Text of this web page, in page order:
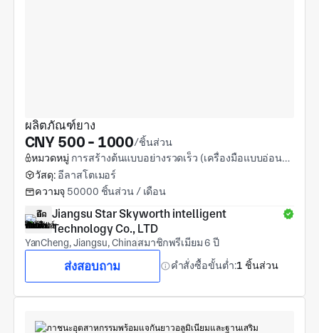
ผลิตภัณฑ์ยาง
CNY 500 - 1000/ชิ้นส่วน
หมวดหมู่ การสร้างต้นแบบอย่างรวดเร็ว (เครื่องมือแบบอ่อนและการขึ้นรูปแม่พิมพ์แบบอ่อน)
วัสดุ: อีลาสโตเมอร์
ความจุ 50000 ชิ้นส่วน / เดือน
Jiangsu Star Skyworth intelligent
Technology Co., LTD
YanCheng, Jiangsu, Chinaสมาชิกพรีเมียม 6 ปี
ส่งสอบถาม คำสั่งซื้อขั้นต่ำ:1 ชิ้นส่วน